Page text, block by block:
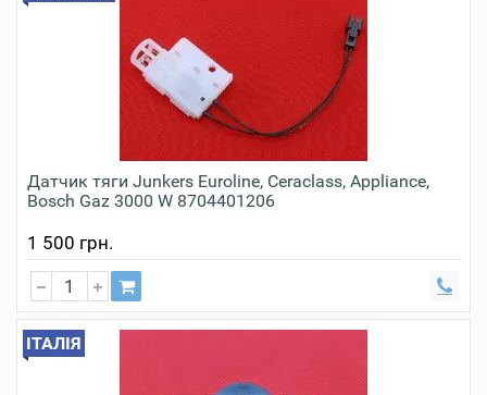
Датчик тяги Junkers Euroline, Ceraclass, Appliance,
Bosch Gaz 3000 W 8704401206
1 500 грн.
ІТАЛІЯ